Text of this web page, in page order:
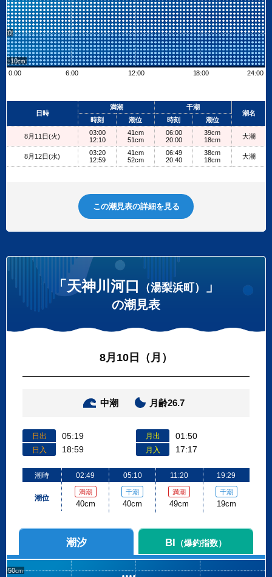
0
-10
0:00
6:00 12:00 18:00 24:00
+
日時
満潮
干潮
潮名
時刻
潮位 時刻 潮位
8月11日(火)
03:00
12:10
41cm
51cm
06:00
20:00
39cm
18cm
大潮
8月12日(水)
03:20
12:59
41cm
52cm
06:49
20:40
38cm
18cm
大潮
この潮見表の詳細を見る
「天神川河口 （湯梨浜町） 」
の潮見表
8月10日（月）
中潮 月齢26.7
日出 05:19
日入 18:59
月出 01:50
月入 17:17
潮時
潮位
02:49
満潮
40cm
05:10
干潮
40cm
11:20
満潮
49cm
19:29
干潮
19cm
潮汐 BI （爆釣指数）
50